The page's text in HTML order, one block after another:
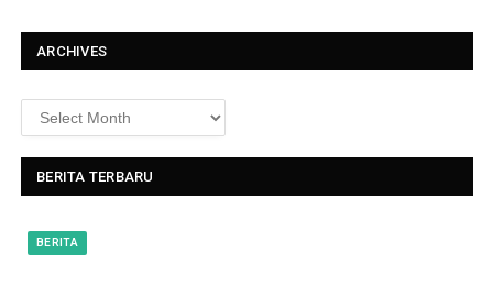
ARCHIVES
BERITA TERBARU
BERITA